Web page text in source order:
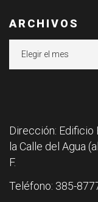
ARCHIVOS
Dirección: Edificio
la Calle del Agua
F.
Teléfono: 385-